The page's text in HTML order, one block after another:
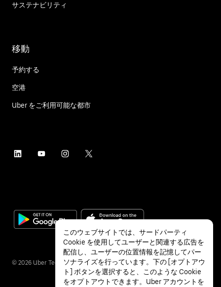
サステナビリティ
移動
予約する
空港
Uber をご利用可能な都市
© 2026 Uber Technologies Inc.
このウェブサイトでは、サードパーティ
Cookie を使用してユーザーと関連する広告を
配信し、ユーザーの位置情報を記憶してパー
ソナライズを行っています。下の [オプトアウ
ト] ボタンを選択すると、このような Cookie
をオプトアウトできます。Uber アカウントを